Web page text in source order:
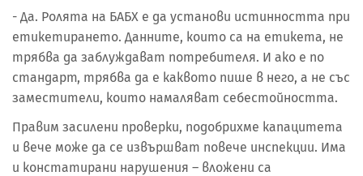
- Да. Ролята на БАБХ е да установи истинността при
етикетирането. Данните, които са на етикета, не
трябва да заблуждават потребителя. И ако е по
стандарт, трябва да е каквото пише в него, а не със
заместители, които намаляват себестойността.
Правим засилени проверки, подобрихме капацитета
и вече може да се извършват повече инспекции. Има
и констатирани нарушения – вложени са